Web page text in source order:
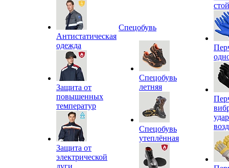
Антистатическая
одежда
Защита от
повышенных
температур
Защита от
электрической
дуги
Спецобувь
Спецобувь
летняя
Спецобувь
утеплённая